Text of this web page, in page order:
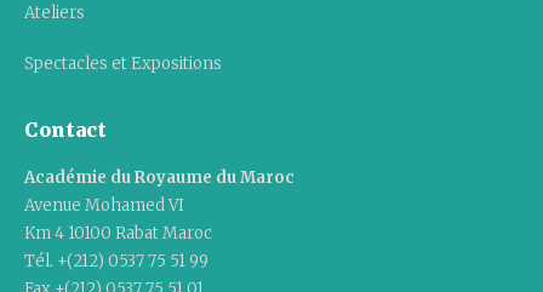
Ateliers
Spectacles et Expositions
Contact
Académie du Royaume du Maroc
Avenue Mohamed VI
Km 4 10100 Rabat Maroc
Tél. +(212) 0537 75 51 99